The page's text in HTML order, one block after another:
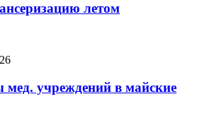
летом
учреждений в майские